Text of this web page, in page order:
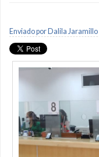
Enviado por Dalila Jaramillo